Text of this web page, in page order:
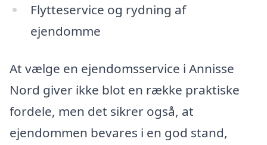
Flytteservice og rydning af
ejendomme
At vælge en ejendomsservice i Annisse
Nord giver ikke blot en række praktiske
fordele, men det sikrer også, at
ejendommen bevares i en god stand,